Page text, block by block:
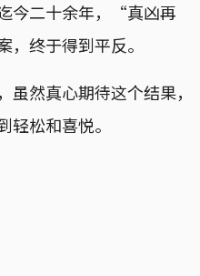
今二十余年，“真凶再
终于得到平反。
然真心期待这个结果，
松和喜悦。